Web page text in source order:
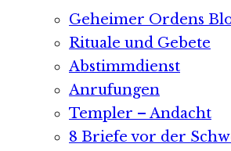
Geheimer Ordens
Rituale und Gebete
Abstimmdienst
Anrufungen
Templer – Andacht
8 Briefe vor der